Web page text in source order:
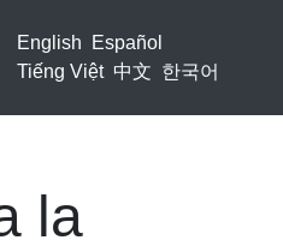
English
Español
Tiếng Việt 中文 한국어
la